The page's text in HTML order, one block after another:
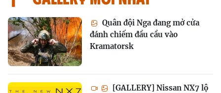
Quân đội Nga đang mở cửa
đánh chiếm đầu cầu vào
Kramatorsk
[GALLERY] Nissan NX7 lộ